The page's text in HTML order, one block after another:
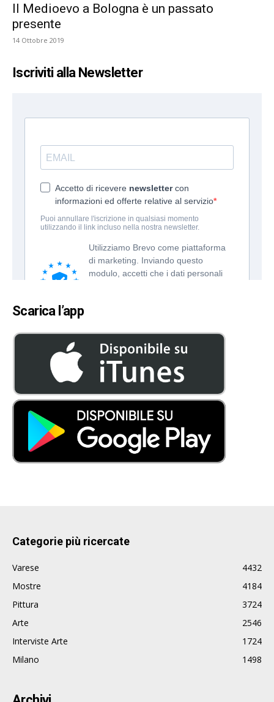
Il Medioevo a Bologna è un passato
presente
14 Ottobre 2019
Iscriviti alla Newsletter
Scarica l’app
Categorie più ricercate
Varese
4432
Mostre
4184
Pittura
3724
Arte
2546
Interviste Arte
1724
Milano
1498